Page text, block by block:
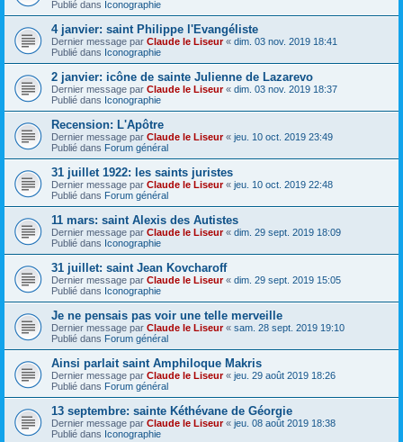
Publié dans Iconographie
4 janvier: saint Philippe l'Evangéliste
Dernier message par Claude le Liseur« dim. 03 nov. 2019 18:41
Publié dans Iconographie
2 janvier: icône de sainte Julienne de Lazarevo
Dernier message par Claude le Liseur« dim. 03 nov. 2019 18:37
Publié dans Iconographie
Recension: L'Apôtre
Dernier message par Claude le Liseur« jeu. 10 oct. 2019 23:49
Publié dans Forum général
31 juillet 1922: les saints juristes
Dernier message par Claude le Liseur« jeu. 10 oct. 2019 22:48
Publié dans Forum général
11 mars: saint Alexis des Autistes
Dernier message par Claude le Liseur« dim. 29 sept. 2019 18:09
Publié dans Iconographie
31 juillet: saint Jean Kovcharoff
Dernier message par Claude le Liseur« dim. 29 sept. 2019 15:05
Publié dans Iconographie
Je ne pensais pas voir une telle merveille
Dernier message par Claude le Liseur« sam. 28 sept. 2019 19:10
Publié dans Forum général
Ainsi parlait saint Amphiloque Makris
Dernier message par Claude le Liseur« jeu. 29 août 2019 18:26
Publié dans Forum général
13 septembre: sainte Kéthévane de Géorgie
Dernier message par Claude le Liseur« jeu. 08 août 2019 18:38
Publié dans Iconographie